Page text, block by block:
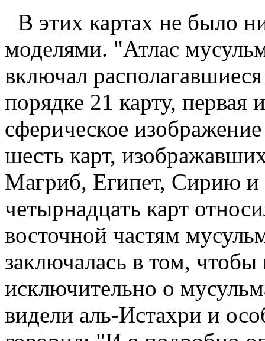
В этих картах не было
моделями. "Атлас
включал
порядке 21 карту, первая
сферическое
шесть карт,
Магриб, Египет, Сирию и
четырнадцать карт
восточной частям
заключалась в том,
исключительно о
видели аль-Истахри и